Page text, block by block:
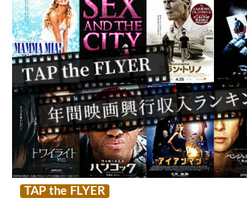
TAP the FLYER